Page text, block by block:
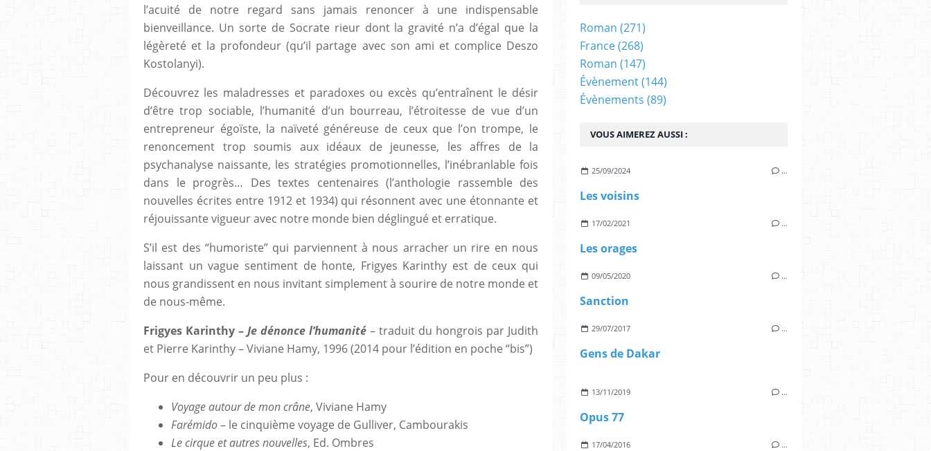
l’acuité de notre regard sans jamais renoncer à une indispensable
bienveillance. Un sorte de Socrate rieur dont la gravité n’a d’égal que la
légèreté et la profondeur (qu’il partage avec son ami et complice Deszo
Kostolanyi).
Découvrez les maladresses et paradoxes ou excès qu’entraînent le désir
d’être trop sociable, l’humanité d’un bourreau, l’étroitesse de vue d’un
entrepreneur égoïste, la naïveté généreuse de ceux que l’on trompe, le
renoncement trop soumis aux idéaux de jeunesse, les affres de la
psychanalyse naissante, les stratégies promotionnelles, l’inébranlable fois
dans le progrès… Des textes centenaires (l’anthologie rassemble des
nouvelles écrites entre 1912 et 1934) qui résonnent avec une étonnante et
réjouissante vigueur avec notre monde bien déglingué et erratique.
S’il est des “humoriste” qui parviennent à nous arracher un rire en nous
laissant un vague sentiment de honte, Frigyes Karinthy est de ceux qui
nous grandissent en nous invitant simplement à sourire de notre monde et
de nous-même.
Frigyes Karinthy – Je dénonce l’humanité – traduit du hongrois par Judith
et Pierre Karinthy – Viviane Hamy, 1996 (2014 pour l’édition en poche “bis”)
Pour en découvrir un peu plus :
Voyage autour de mon crâne, Viviane Hamy
Farémido– le cinquième voyage de Gulliver, Cambourakis
Le cirque et autres nouvelles, Ed. Ombres
VOUS AIMEREZ AUSSI :
25/09/2024 …
Les voisins
17/02/2021 …
Les orages
09/05/2020 …
Sanction
29/07/2017 …
Gens de Dakar
13/11/2019 …
Opus 77
17/04/2016 …
Roman (271)
France(268)
Roman (147)
Évènement(144)
Évènements (89)